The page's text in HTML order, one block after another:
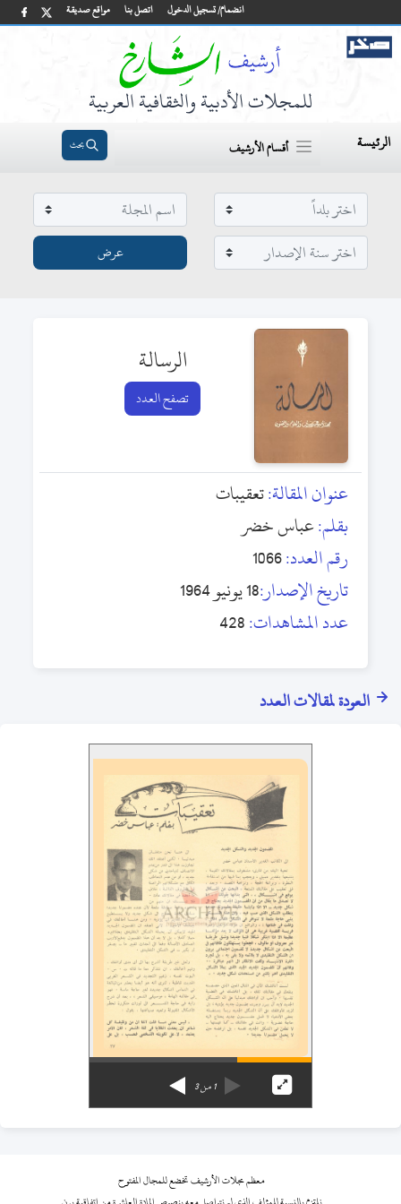
مواقع صديقة اتصل بنا انضمام/ تسجيل الدخول
للمجلات الأدبية والثقافية العربية
الرئيسة أقسام الأرشيف بحث
الرسالة
تصفح العدد
عنوان المقالة:تعقيبات
بقلم:عباس خضر
رقم العدد:1066
تاريخ الإصدار:18 يونيو 1964
عدد المشاهدات:428
العودة لمقالات العدد
1من3
معظم مجلات الأرشيف تخضع للمجال المفتوح